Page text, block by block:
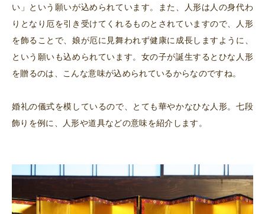
い」という願いが込められています。また、人形は人の身代わ
りとなり厄を引き受けてくれるものとされていますので、人形
を飾ることで、娘が厄に見舞われず健康に成長しますように、
という願いも込められています。女の子が誕生するとひな人形
を贈るのは、こんな意味が込められているからなのですね。
婚礼の儀式を模しているので、とても華やかなひな人形。七段
飾りを例に、人形や道具などの意味を紹介します。